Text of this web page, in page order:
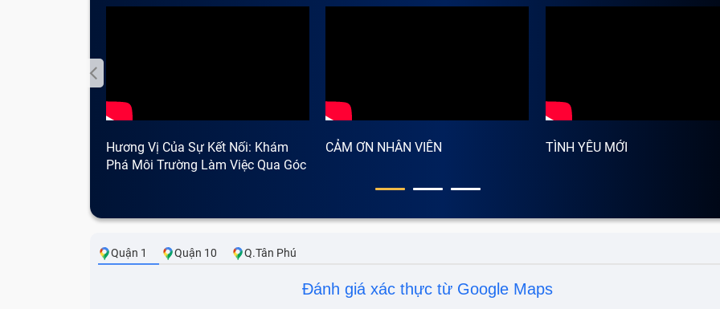
Hương Vị Của Sự Kết Nối: Khám
Phá Môi Trường Làm Việc Qua Góc
CẢM ƠN NHÂN VIÊN TÌNH YÊU MỚI
Quận 1 Quận 10 Q.Tân Phú
Đánh giá xác thực từ Google Maps